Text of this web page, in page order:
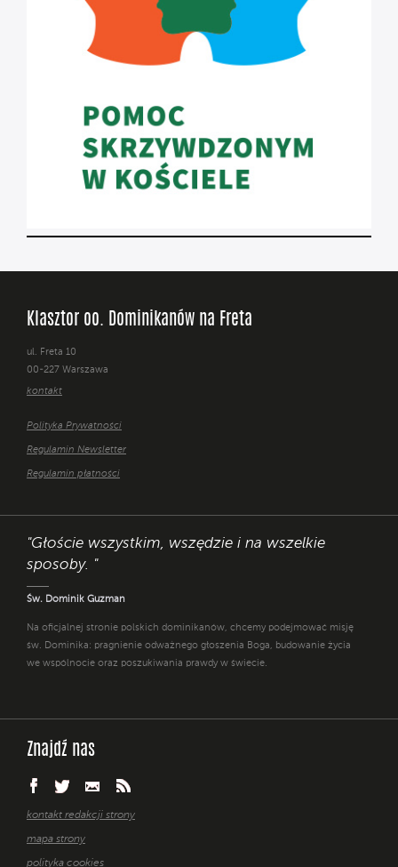
Klasztor oo. Dominikanów na Freta
ul. Freta 10
00-227 Warszawa
kontakt
Polityka Prywatności
Regulamin Newsletter
Regulamin płatności
"Głoście wszystkim, wszędzie i na wszelkie
sposoby. "
Św. Dominik Guzman
Na oficjalnej stronie polskich dominikanów, chcemy podejmować misję
św. Dominika: pragnienie odważnego głoszenia Boga, budowanie życia
we wspólnocie oraz poszukiwania prawdy w świecie.
Znajdź nas
kontakt redakcji strony
mapa strony
polityka cookies